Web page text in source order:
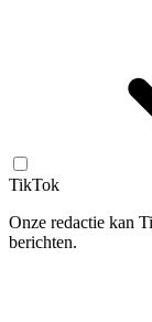
TikTok
Onze redactie kan
berichten.